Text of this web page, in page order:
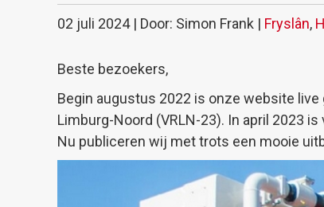
02 juli 2024 | Door: Simon Frank | Fryslân,
Beste bezoekers,
Begin augustus 2022 is onze website live
Limburg-Noord (VRLN-23). In april 2023
Nu publiceren wij met trots een mooie